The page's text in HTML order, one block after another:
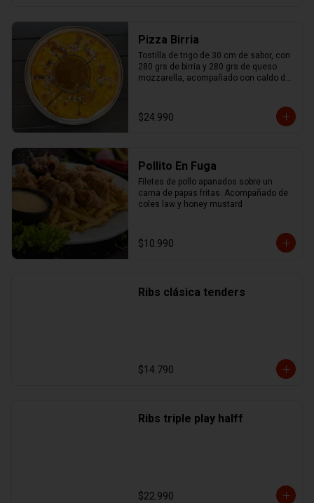
Pizza Birria
Tostilla de trigo de 30 cm de sabor, con
280 grs de birria y 280 grs de queso
mozzarella, acompañado con caldo de
$24.990
Pollito En Fuga
Filetes de pollo apanados sobre un
cama de papas fritas. Acompañado de
coles law y honey mustard
$10.990
Ribs clásica tenders
$14.790
Ribs triple play halff
$22.990